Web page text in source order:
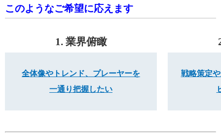
このようなご希望に応えます
1. 業界俯瞰
全体像やトレンド、プレーヤーを
一通り把握したい
戦略策定